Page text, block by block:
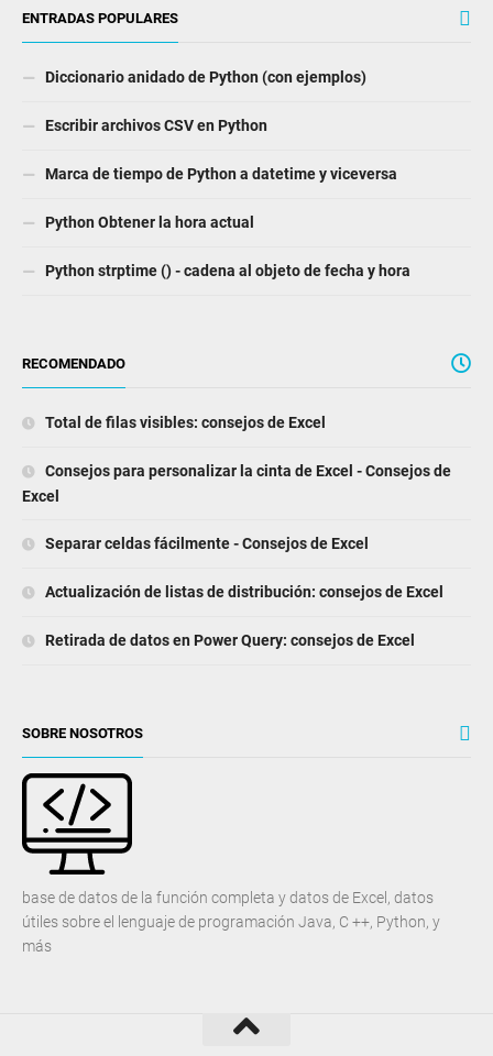
ENTRADAS POPULARES
Diccionario anidado de Python (con ejemplos)
Escribir archivos CSV en Python
Marca de tiempo de Python a datetime y viceversa
Python Obtener la hora actual
Python strptime () - cadena al objeto de fecha y hora
RECOMENDADO
Total de filas visibles: consejos de Excel
Consejos para personalizar la cinta de Excel - Consejos de
Excel
Separar celdas fácilmente - Consejos de Excel
Actualización de listas de distribución: consejos de Excel
Retirada de datos en Power Query: consejos de Excel
SOBRE NOSOTROS
base de datos de la función completa y datos de Excel, datos
útiles sobre el lenguaje de programación Java, C ++, Python, y
más